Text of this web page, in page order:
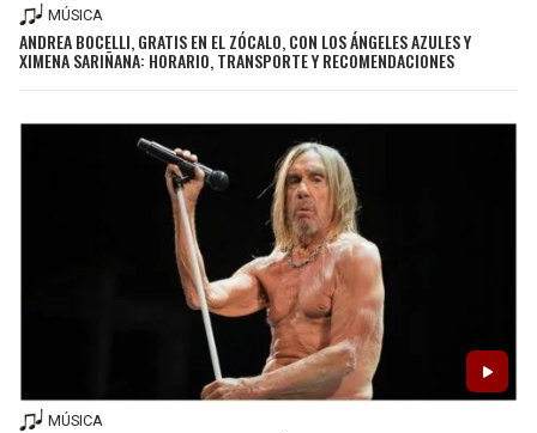
MÚSICA
ANDREA BOCELLI, GRATIS EN EL ZÓCALO, CON LOS ÁNGELES AZULES Y
XIMENA SARIÑANA: HORARIO, TRANSPORTE Y RECOMENDACIONES
MÚSICA